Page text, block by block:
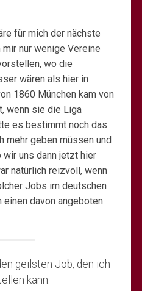
für mich der nächste
nur wenige Vereine
wo die
wären als hier in
1860 München kam von
wenn sie die Liga
es bestimmt noch das
mehr geben müssen und
wir uns dann jetzt hier
natürlich reizvoll, wenn
Jobs im deutschen
davon angeboten
geilsten Job, den ich
kann.